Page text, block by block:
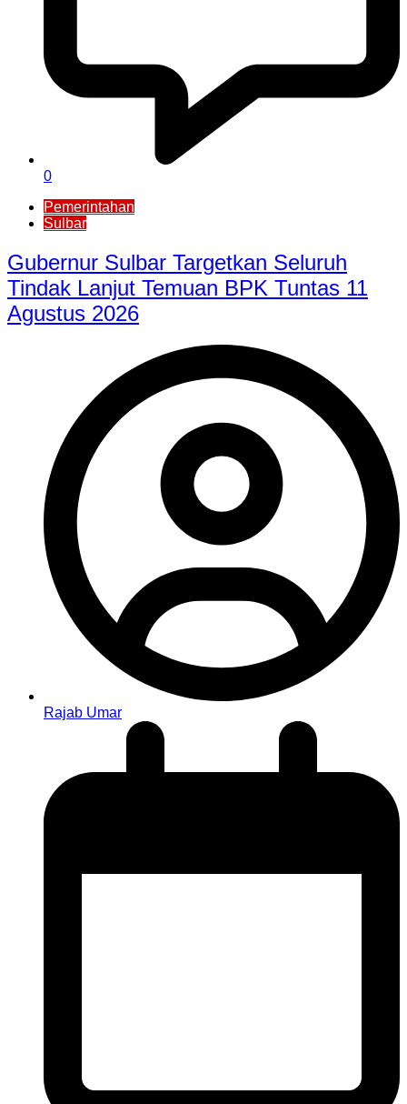
0
Pemerintahan
Sulbar
Gubernur Sulbar Targetkan Seluruh
Tindak Lanjut Temuan BPK Tuntas 11
Agustus 2026
Rajab Umar